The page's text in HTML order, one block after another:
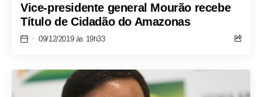
Vice-presidente general Mourão recebe
Título de Cidadão do Amazonas
09/12/2019 às 19h33